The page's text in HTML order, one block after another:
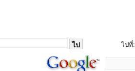
ไปที่: